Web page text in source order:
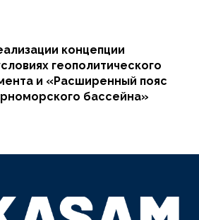
концепции
геополитического
и «Расширенный пояс
бассейна»